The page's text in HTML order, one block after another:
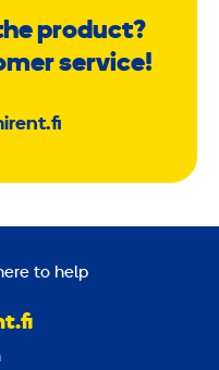
product?
service!
to help